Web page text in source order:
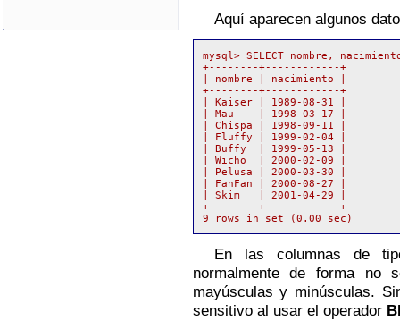
Aquí aparecen algunos
mysql> SELECT nombre,
+--------+------------+
| nombre | nacimiento |
+--------+------------+
| Kaiser | 1989-08-31 |
| Mau    | 1998-03-17 |
| Chispa | 1998-09-11 |
| Fluffy | 1999-02-04 |
| Buffy  | 1999-05-13 |
| Wicho  | 2000-02-09 |
| Pelusa | 2000-03-30 |
| FanFan | 2000-08-27 |
| Skim   | 2001-04-29 |
+--------+------------+
En las columnas de
normalmente de forma no
mayúsculas y minúsculas.
sensitivo al usar el operador